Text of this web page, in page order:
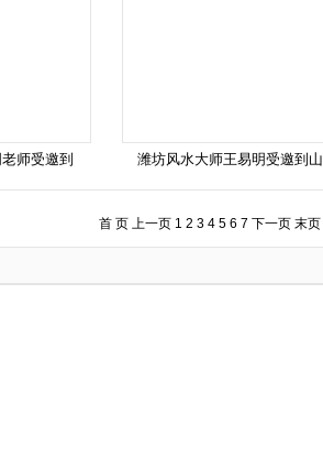
师受邀到 潍坊风水大师王易明受邀到
首 页 上一页 1 2 3 4 5 6 7 下一页 末页